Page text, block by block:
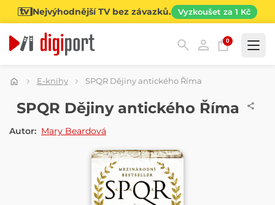
Nejvýhodnější TV bez závazků. Vyzkoušet za 1 Kč
0
Kategorie
E-knihy SPQR Dějiny antického Říma
E-KNIHA
SPQR Dějiny antického Říma
Autor: Mary Beardová